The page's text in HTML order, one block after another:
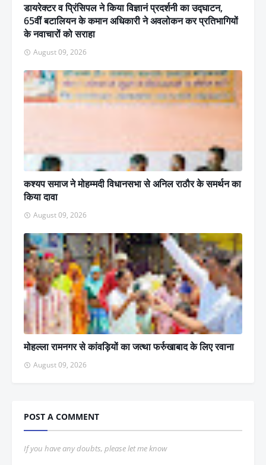
डायरेक्टर व प्रिंसिपल ने किया विज्ञानं प्रदर्शनी का उद्घाटन,
65वीं बटालियन के कमान अधिकारी ने अवलोकन कर प्रतिभागियों
के नवाचारों को सराहा
August 09, 2026
कश्यप समाज ने मोहम्मदी विधानसभा से अनिल राठौर के समर्थन का
किया दावा
August 09, 2026
मोहल्ला रामनगर से कांवड़ियों का जत्था फर्रुखाबाद के लिए रवाना
August 09, 2026
POST A COMMENT
If you have any doubts, please let me know